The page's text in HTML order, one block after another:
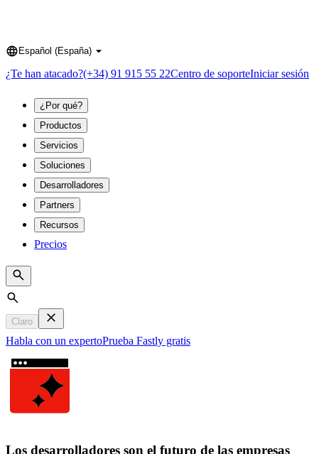
Language
Español (España)
¿Te han atacado?(+34) 91 915 55 22Centro de soporteIniciar sesión
¿Por qué?
Productos
Servicios
Soluciones
Desarrolladores
Partners
Recursos
Precios
Search
Claro
Habla con un expertoPrueba Fastly gratis
Los desarrolladores son el futuro de las empresas